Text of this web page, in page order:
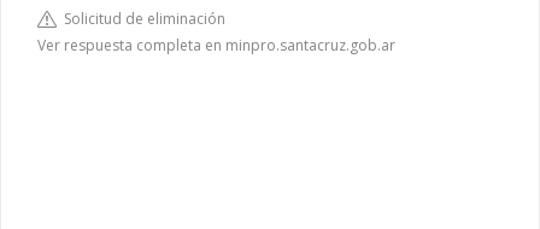
Solicitud de eliminación
Ver respuesta completa en minpro.santacruz.gob.ar